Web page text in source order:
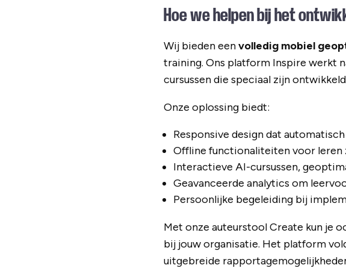
Hoe we helpen bij het
Wij bieden eenvolledig mobiel
training. Ons platform Inspire werkt
cursussen die speciaal zijn
Onze oplossing biedt:
Responsive design dat
Offline functionaliteiten voor
Interactieve AI-cursussen,
Geavanceerde analytics om
Persoonlijke begeleiding bij
Met onze auteurstool Create kun je
bij jouw organisatie. Het platform
uitgebreide